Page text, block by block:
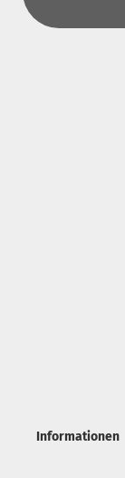
Informationen